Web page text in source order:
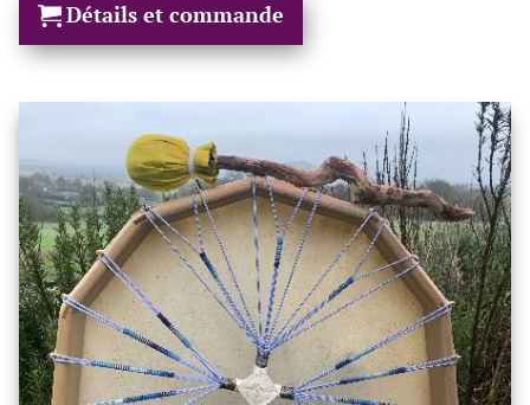
Détails et commande